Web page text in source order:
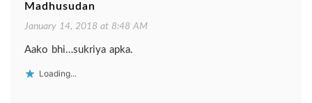
Madhusudan
January 14, 2018 at 8:48 AM
Aako bhi…sukriya apka.
Loading...